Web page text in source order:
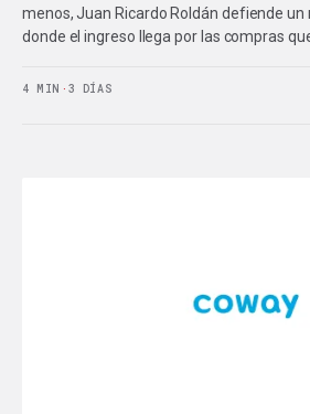
menos, Juan Ricardo Roldán defiende un
donde el ingreso llega por las compras
4 MIN · 3 DÍAS